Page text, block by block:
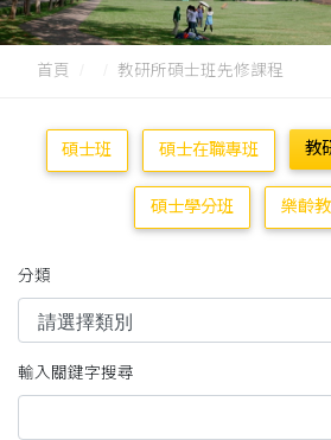
首頁 教研所碩士班先修課程
碩士班 碩士在職專班 教
碩士學分班 樂齡
分類
輸入關鍵字搜尋